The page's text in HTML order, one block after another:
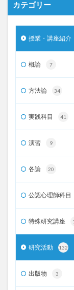
カテゴリー
授業・講座紹介
概論 7
方法論 34
実践科目 41
演習 9
各論 20
公認心理師科目
特殊研究講座
研究活動 132
出版物 3